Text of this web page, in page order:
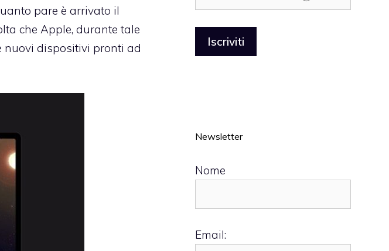
pare è arrivato il
che Apple, durante tale
nuovi dispositivi pronti ad
Newsletter
Nome
Email: